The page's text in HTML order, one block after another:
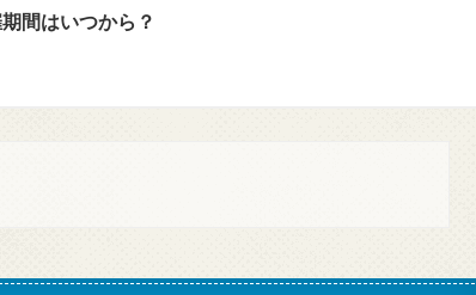
間はいつから？